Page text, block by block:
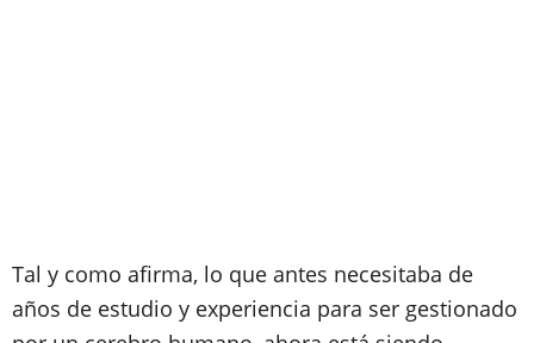
Tal y como afirma, lo que antes necesitaba de
años de estudio y experiencia para ser gestionado